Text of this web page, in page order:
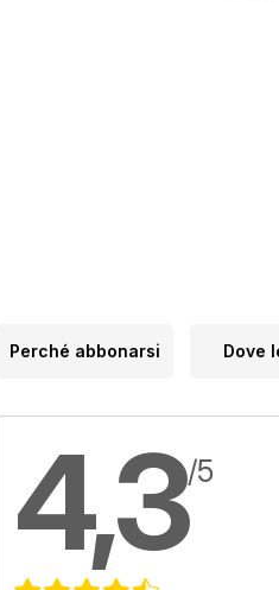
Perché abbonarsi Dove
4,3/5